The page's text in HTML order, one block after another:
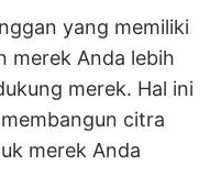
yang memiliki
merek Anda lebih
merek. Hal ini
citra
merek Anda